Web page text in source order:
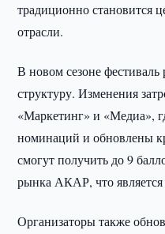
традиционно становится
отрасли.
В новом сезоне
структуру. Изменения
«Маркетинг» и «Медиа»,
номинаций и обновлены
смогут получить до 9
рынка АКАР, что
Организаторы также